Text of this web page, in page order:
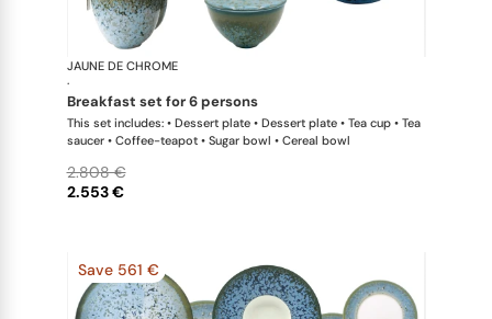
JAUNE DE CHROME
·
breakfast set for 6 persons
This set includes: • Dessert plate • Dessert plate • Tea cup • Tea
saucer • Coffee-teapot • Sugar bowl • Cereal bowl
2.553 €
2.808 €
Save 561 €